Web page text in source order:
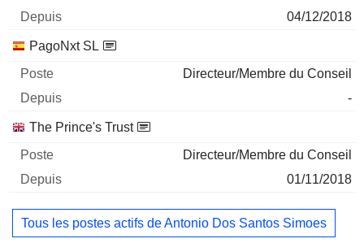
04/12/2018
PagoNxt SL
Directeur/Membre du Conseil
-
The Prince's Trust
Directeur/Membre du Conseil
01/11/2018
Tous les postes actifs de Antonio Dos Santos Simoes